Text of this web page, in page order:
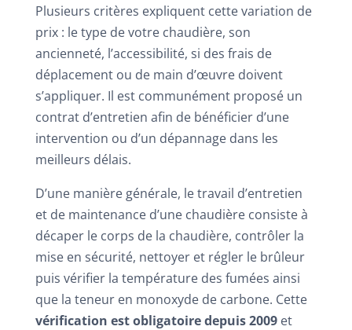
Plusieurs critères expliquent cette variation de
prix : le type de votre chaudière, son
ancienneté, l’accessibilité, si des frais de
déplacement ou de main d’œuvre doivent
s’appliquer. Il est communément proposé un
contrat d’entretien afin de bénéficier d’une
intervention ou d’un dépannage dans les
meilleurs délais.
D’une manière générale, le travail d’entretien
et de maintenance d’une chaudière consiste à
décaper le corps de la chaudière, contrôler la
mise en sécurité, nettoyer et régler le brûleur
puis vérifier la température des fumées ainsi
que la teneur en monoxyde de carbone. Cette
vérification est obligatoire depuis 2009et